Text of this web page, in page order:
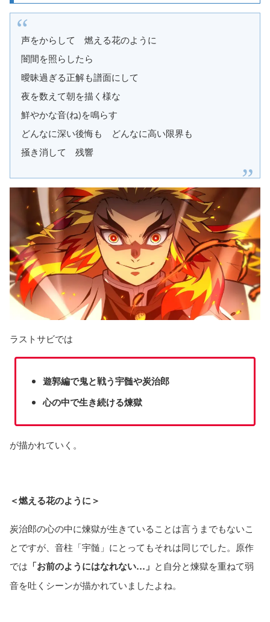
声をからして 燃える花のように
闇間を照らしたら
曖昧過ぎる正解も譜面にして
夜を数えて朝を描く様な
鮮やかな音(ね)を鳴らす
どんなに深い後悔も どんなに高い限界も
掻き消して 残響
ラストサビでは
遊郭編で鬼と戦う宇髄や炭治郎
心の中で生き続ける煉獄
が描かれていく。
＜燃える花のように＞
炭治郎の心の中に煉獄が生きていることは言うまでもないこ
とですが、音柱「宇髄」にとってもそれは同じでした。原作
では 「お前のようにはなれない…」 と自分と煉獄を重ねて弱
音を吐くシーンが描かれていましたよね。